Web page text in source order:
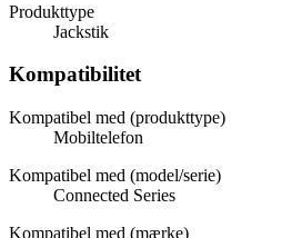
Produkttype
Jackstik
Kompatibilitet
Kompatibel med (produkttype)
Mobiltelefon
Kompatibel med (model/serie)
Connected Series
Kompatibel med (mærke)